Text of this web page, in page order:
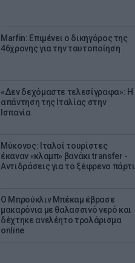
Marfin: Επιμένει ο δικηγόρος της
46χρονης για την ταυτοποίηση
«Δεν δεχόμαστε τελεσίγραφα»: Η
απάντηση της Ιταλίας στην
Ισπανία
Μύκονος: Ιταλοί τουρίστες
έκαναν «κλαμπ» βανάκι transfer -
Αντιδράσεις για το ξέφρενο πάρτι
Ο Μπρούκλιν Μπέκαμ έβρασε
μακαρόνια με θαλασσινό νερό και
δέχτηκε ανελέητο τρολάρισμα
online